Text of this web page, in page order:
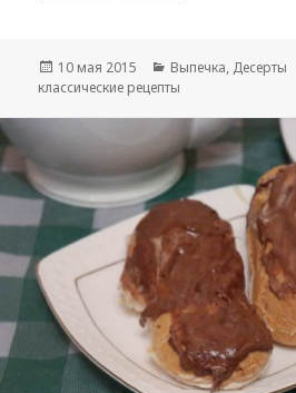
Опубликовано
10 мая 2015 Рубрики
Выпечка, Десерты
классические рецепты